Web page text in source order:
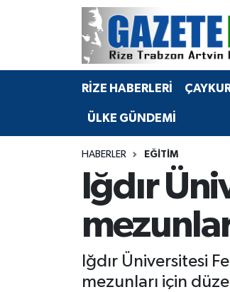
RİZE HABERLERİ
ÜLKE GÜNDEMİ
HABERLER EĞİTİM
Iğdır
Iğdır Üniversitesi
mezunları için
BÖLGEMİZ
Bilim Teknoloji
Advertising news
Merkez Nöbetçi Eczaneler
Merkez Hava Durumu
Merkez Trafik Yoğunluk Haritası
Tüm Manşetler
Son Dakika Haberleri
Haber Arşivi